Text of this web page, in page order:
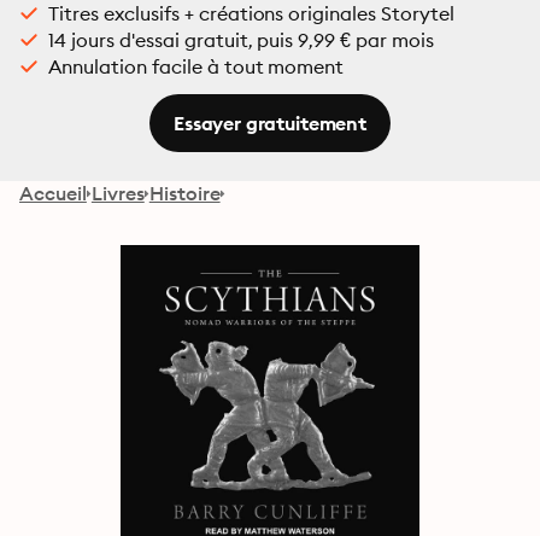
Titres exclusifs + créations originales Storytel
14 jours d'essai gratuit, puis 9,99 € par mois
Annulation facile à tout moment
Essayer gratuitement
Accueil Livres Histoire